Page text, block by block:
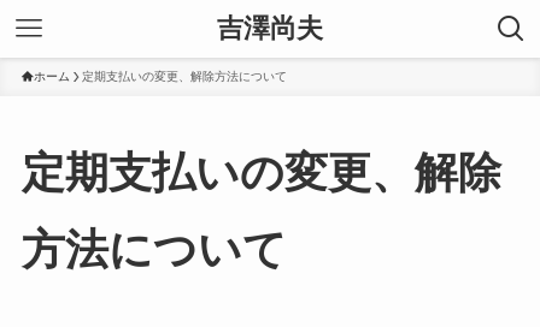
吉澤尚夫
ホーム 定期支払いの変更、解除方法について
定期支払いの変更、解除
方法について